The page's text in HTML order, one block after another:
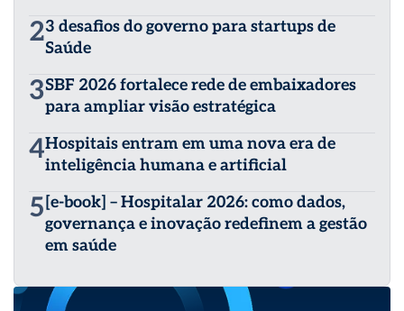
23 desafios do governo para startups de
Saúde
3SBF 2026 fortalece rede de embaixadores
para ampliar visão estratégica
4Hospitais entram em uma nova era de
inteligência humana e artificial
5 [e-book] – Hospitalar 2026: como dados,
governança e inovação redefinem a gestão
em saúde